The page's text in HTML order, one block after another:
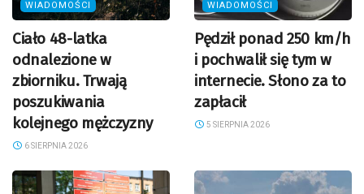
WIADOMOŚCI
Ciało 48-latka
odnalezione w
zbiorniku. Trwają
poszukiwania
kolejnego mężczyzny
6 SIERPNIA 2026
WIADOMOŚCI
Pędził ponad 250 km/h
i pochwalił się tym w
internecie. Słono za to
zapłacił
5 SIERPNIA 2026